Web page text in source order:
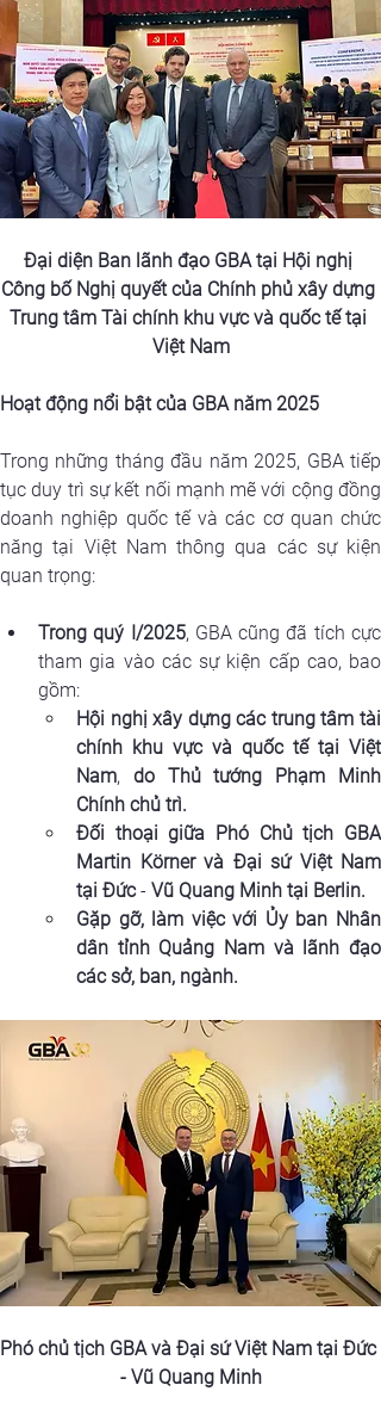
Đại diện Ban lãnh đạo GBA tại Hội nghị
Công bố Nghị quyết của Chính phủ xây dựng
Trung tâm Tài chính khu vực và quốc tế tại
Việt Nam
Hoạt động nổi bật của GBA năm 2025
Trong những tháng đầu năm 2025, GBA tiếp
tục duy trì sự kết nối mạnh mẽ với cộng đồng
doanh nghiệp quốc tế và các cơ quan chức
năng tại Việt Nam thông qua các sự kiện
quan trọng:
Trong quý I/2025, GBA cũng đã tích cực
tham gia vào các sự kiện cấp cao, bao
gồm:
Hội nghị xây dựng các trung tâm tài
chính khu vực và quốc tế tại Việt
Nam, do Thủ tướng Phạm Minh
Chính chủ trì.
Đối thoại giữa Phó Chủ tịch GBA
Martin Körner và Đại sứ Việt Nam
tại Đức - Vũ Quang Minh tại Berlin.
Gặp gỡ, làm việc với Ủy ban Nhân
dân tỉnh Quảng Nam và lãnh đạo
các sở, ban, ngành.
Phó chủ tịch GBA và Đại sứ Việt Nam tại Đức
- Vũ Quang Minh